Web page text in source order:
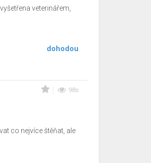
veterinářem,
dohodou
98x
co nejvíce štěňat, ale